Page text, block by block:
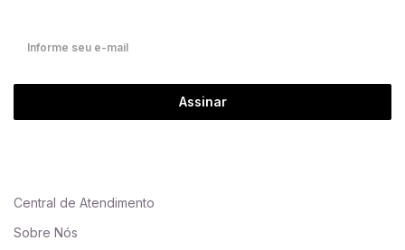
Assinar
Central de Atendimento
Sobre Nós